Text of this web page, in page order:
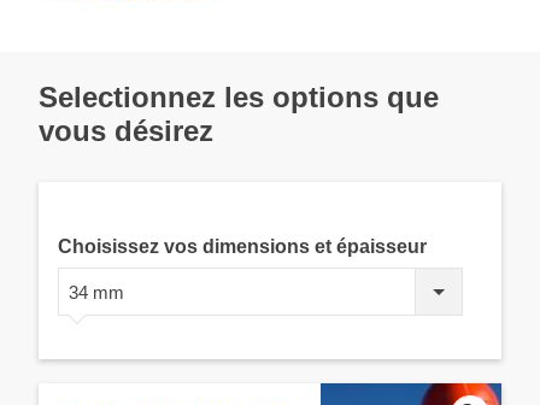
Selectionnez les options que
vous désirez
Choisissez vos dimensions et épaisseur
34 mm